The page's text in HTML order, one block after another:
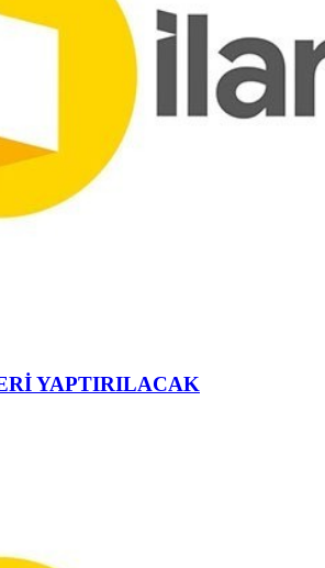
YAPTIRILACAK